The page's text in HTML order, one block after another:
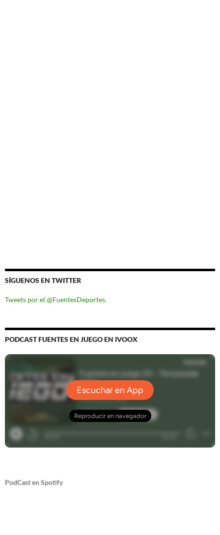
SÍGUENOS EN TWITTER
Tweets por el @FuentesDeportes.
PODCAST FUENTES EN JUEGO EN IVOOX
PodCast en Spotify